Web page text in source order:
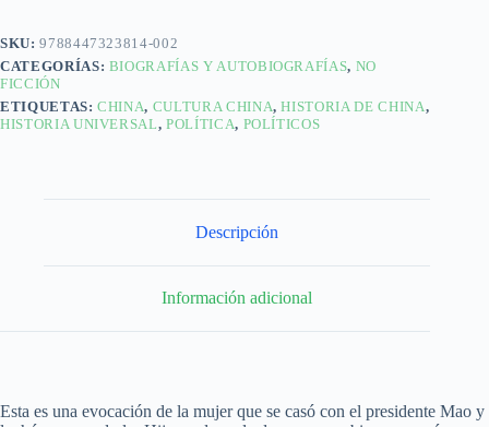
SKU:9788447323814-002
CATEGORÍAS: BIOGRAFÍAS Y AUTOBIOGRAFÍAS, NO
FICCIÓN
ETIQUETAS:CHINA, CULTURA CHINA,HISTORIA DE CHINA,
HISTORIA UNIVERSAL,POLÍTICA, POLÍTICOS
Descripción
Información adicional
Esta es una evocación de la mujer que se casó con el presidente Mao y